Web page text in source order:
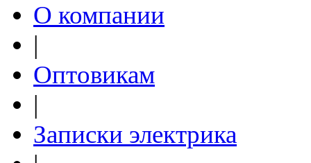
О компании
|
Оптовикам
|
Записки электрика